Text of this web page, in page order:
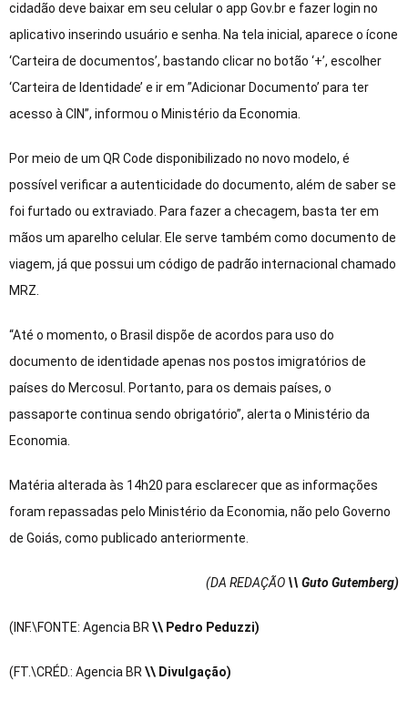
cidadão deve baixar em seu celular o app Gov.br e fazer login no
aplicativo inserindo usuário e senha. Na tela inicial, aparece o ícone
‘Carteira de documentos’, bastando clicar no botão ‘+’, escolher
‘Carteira de Identidade’ e ir em ”Adicionar Documento’ para ter
acesso à CIN”, informou o Ministério da Economia.
Por meio de um QR Code disponibilizado no novo modelo, é
possível verificar a autenticidade do documento, além de saber se
foi furtado ou extraviado. Para fazer a checagem, basta ter em
mãos um aparelho celular. Ele serve também como documento de
viagem, já que possui um código de padrão internacional chamado
MRZ.
“Até o momento, o Brasil dispõe de acordos para uso do
documento de identidade apenas nos postos imigratórios de
países do Mercosul. Portanto, para os demais países, o
passaporte continua sendo obrigatório”, alerta o Ministério da
Economia.
Matéria alterada às 14h20 para esclarecer que as informações
foram repassadas pelo Ministério da Economia, não pelo Governo
de Goiás, como publicado anteriormente.
(DA REDAÇÃO \\ Guto Gutemberg)
(INF.\FONTE: Agencia BR\\ Pedro Peduzzi)
(FT.\CRÉD.: Agencia BR\\ Divulgação)